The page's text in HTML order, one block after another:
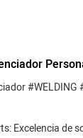
#WELDING
Excelencia de